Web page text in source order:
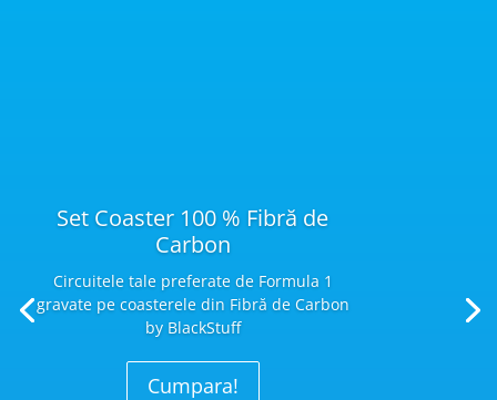
Set Coaster 100 % Fibră de
Carbon
Circuitele tale preferate de Formula 1
gravate pe coasterele din Fibră de Carbon
by BlackStuff
Cumpara!